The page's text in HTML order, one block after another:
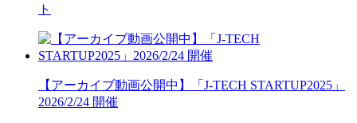
ト
【アーカイブ動画公開中】「J-TECH STARTUP2025」
2026/2/24 開催